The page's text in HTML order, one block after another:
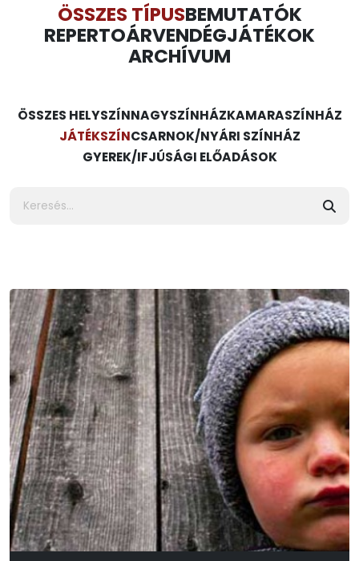
ÖSSZES TÍPUSBEMUTATÓK
REPERTOÁRVENDÉGJÁTÉKOK
ARCHÍVUM
ÖSSZES HELYSZÍNNAGYSZÍNHÁZKAMARASZÍNHÁZ
JÁTÉKSZÍNCSARNOK/NYÁRI SZÍNHÁZ
GYEREK/IFJÚSÁGI ELŐADÁSOK